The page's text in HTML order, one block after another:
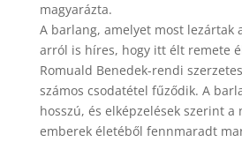
magyarázta.
A barlang, amelyet most lezártak
arról is híres, hogy itt élt remete
Romuald Benedek-rendi
számos csodatétel fűződik. A
hosszú, és elképzelések szerint a
emberek életéből fennmaradt